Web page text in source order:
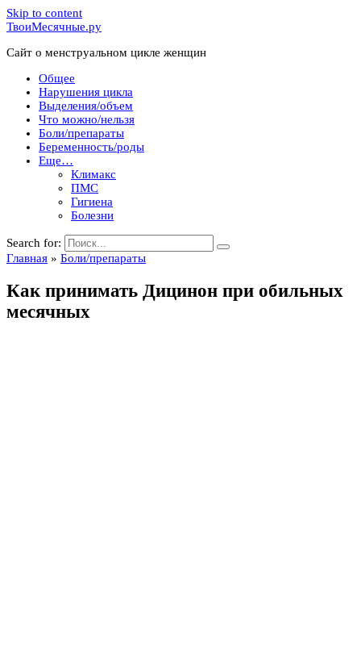
Skip to content
ТвоиМесячные.ру
Сайт о менструальном цикле женщин
Общее
Нарушения цикла
Выделения/объем
Что можно/нельзя
Боли/препараты
Беременность/роды
Еще…
Климакс
ПМС
Гигиена
Болезни
Search for:
Главная » Боли/препараты
Как принимать Дицинон при обильных
месячных